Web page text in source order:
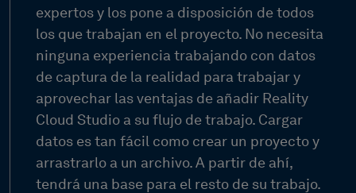
expertos y los pone a disposición de todos
los que trabajan en el proyecto. No necesita
ninguna experiencia trabajando con datos
de captura de la realidad para trabajar y
aprovechar las ventajas de añadir Reality
Cloud Studio a su flujo de trabajo. Cargar
datos es tan fácil como crear un proyecto y
arrastrarlo a un archivo. A partir de ahí,
tendrá una base para el resto de su trabajo.